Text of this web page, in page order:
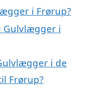
i Frørup?
Gulvlægger i
i de
Frørup?